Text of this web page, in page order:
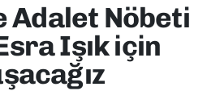
Adalet Nöbeti
Işık için